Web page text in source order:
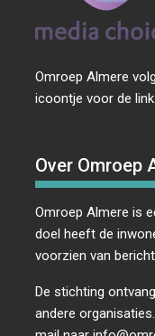
Omroep Almere
icoontje voor de
Over Omroep
Omroep Almere is
doel heeft de
voorzien van
De stichting
andere